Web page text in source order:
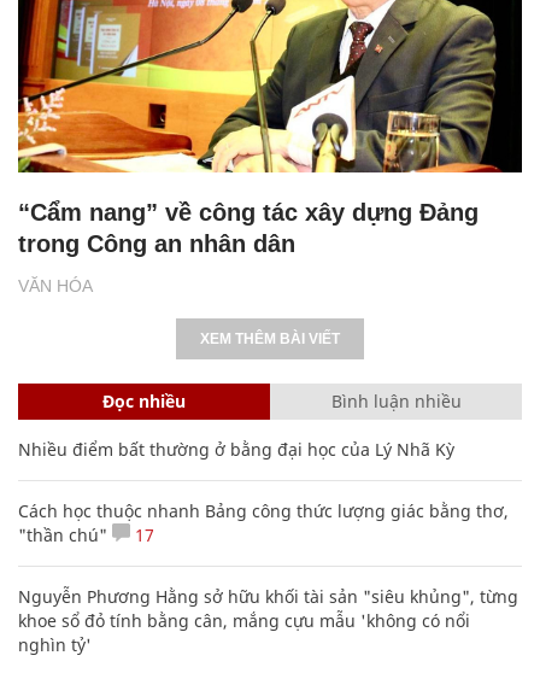
VĂN HÓA
“Cẩm nang” về công tác xây dựng Đảng
trong Công an nhân dân
XEM THÊM BÀI VIẾT
Đọc nhiều Bình luận nhiều
Nhiều điểm bất thường ở bằng đại học của Lý Nhã Kỳ
Cách học thuộc nhanh Bảng công thức lượng giác bằng thơ,
"thần chú"
17
Nguyễn Phương Hằng sở hữu khối tài sản "siêu khủng", từng
khoe sổ đỏ tính bằng cân, mắng cựu mẫu 'không có nổi
nghìn tỷ'